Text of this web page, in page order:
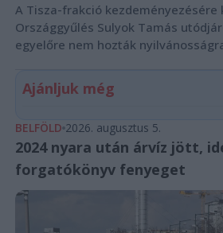
A Tisza-frakció kezdeményezésére
Országgyűlés Sulyok Tamás
egyelőre nem hozták
Ajánljuk még
BELFÖLD 2026. augusztus 5.
2024 nyara után árvíz jött,
forgatókönyv fenyeget